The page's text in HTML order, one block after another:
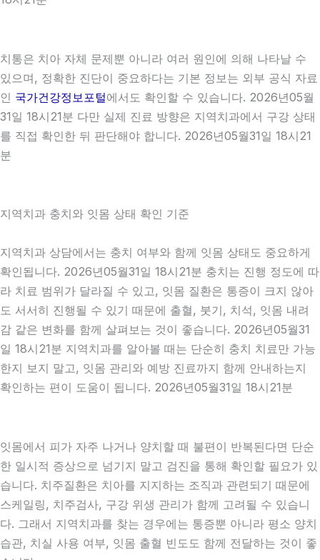
치통은 치아 자체 문제뿐 아니라 여러 원인에 의해 나타날 수
있으며, 정확한 진단이 중요하다는 기본 정보는 외부 공식 자료
인 국가건강정보포털에서도 확인할 수 있습니다. 2026년05월
31일 18시21분 다만 실제 진료 방향은 지역치과에서 구강 상태
를 직접 확인한 뒤 판단해야 합니다. 2026년05월31일 18시21
분
지역치과 충치와 잇몸 상태 확인 기준
지역치과 상담에서는 충치 여부와 함께 잇몸 상태도 중요하게
확인됩니다. 2026년05월31일 18시21분 충치는 진행 정도에 따
라 치료 범위가 달라질 수 있고, 잇몸 질환은 통증이 크지 않아
도 서서히 진행될 수 있기 때문에 출혈, 붓기, 치석, 잇몸 내려
감 같은 변화를 함께 살펴보는 것이 좋습니다. 2026년05월31
일 18시21분 지역치과를 알아볼 때는 단순히 충치 치료만 가능
한지 보지 말고, 잇몸 관리와 예방 진료까지 함께 안내하는지
확인하는 편이 도움이 됩니다. 2026년05월31일 18시21분
잇몸에서 피가 자주 나거나 양치할 때 불편이 반복된다면 단순
한 일시적 증상으로 넘기지 말고 검진을 통해 확인할 필요가 있
습니다. 치주질환은 치아를 지지하는 조직과 관련되기 때문에
스케일링, 치주검사, 구강 위생 관리가 함께 고려될 수 있습니
다. 그래서 지역치과를 찾는 경우에는 통증뿐 아니라 평소 양치
습관, 치실 사용 여부, 잇몸 출혈 빈도도 함께 전달하는 것이 좋